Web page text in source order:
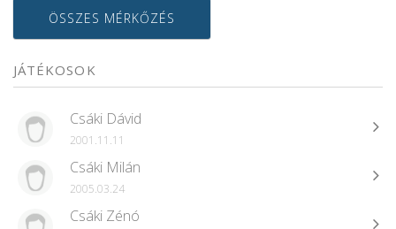
ÖSSZES MÉRKŐZÉS
JÁTÉKOSOK
Csáki Dávid
2001.11.11
Csáki Milán
2005.03.24
Csáki Zénó